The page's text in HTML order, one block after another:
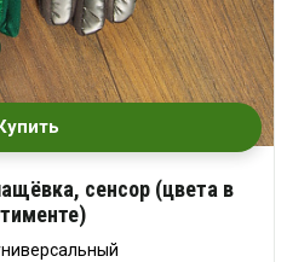
сенсор (цвета в